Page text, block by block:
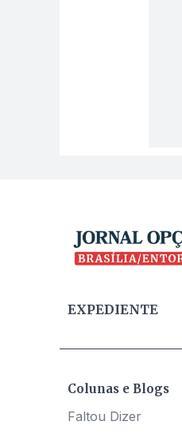
EXPEDIENTE
Colunas e Blogs
Faltou Dizer